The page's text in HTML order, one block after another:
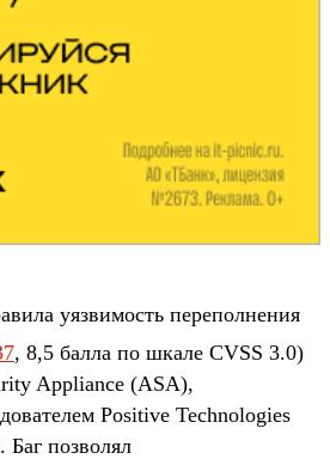
уязвимость переполнения
, 8,5 балла по шкале CVSS 3.0)
Appliance (ASA),
Positive Technologies
позволял